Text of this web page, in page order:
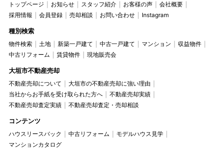
トップページ お知らせ スタッフ紹介 お客様の声
会社概要
採用情報
会員登録 売却相談 お問い合わせ Instagram
種別検索
物件検索 土地 新築一戸建て 中古一戸建て マンション
収益物件
中古リフォーム
賃貸物件 現地販売会
大垣市不動産売却
不動産売却について
大垣市の不動産売却に強い理由
当社からお手紙を受け取られた方へ
不動産売却実績
不動産売却査定実績
不動産売却査定・売却相談
コンテンツ
ハウスリースバック 中古リフォーム
モデルハウス見学
マンションカタログ